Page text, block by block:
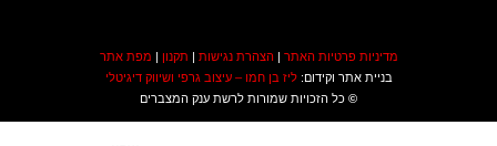
מדיניות פרטיות האתר | הצהרת נגישות | תקנון | מפת אתר
בניית אתר וקידום:ליז בן חמו – עיצוב גרפי ושיווק דיגיטלי
© כל הזכויות שמורות לרשת ענק המצברים